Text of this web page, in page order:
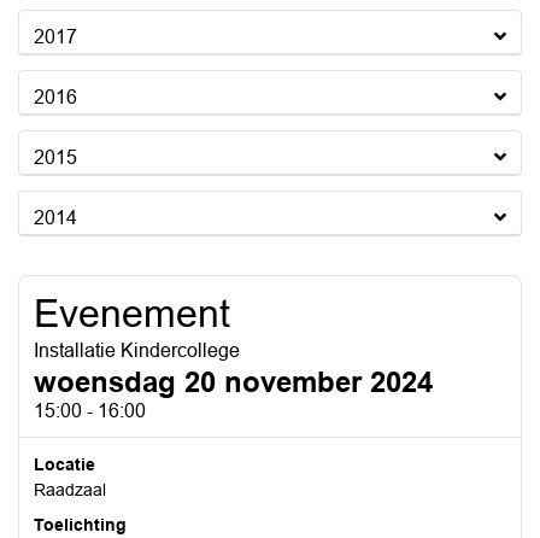
2017
2016
2015
2014
Evenement
Installatie Kindercollege
woensdag 20 november 2024
15:00 - 16:00
Locatie
Raadzaal
Toelichting